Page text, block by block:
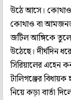
উঠে আসে। কোথাও
কোথাও বা
জটিল আঙ্গিকে তুলে
উঠেছে। দীর্ঘদিন
সিরিয়ালের এহেন
টালিগঞ্জের বিধায়ক
নিয়ে কড়া বার্তা